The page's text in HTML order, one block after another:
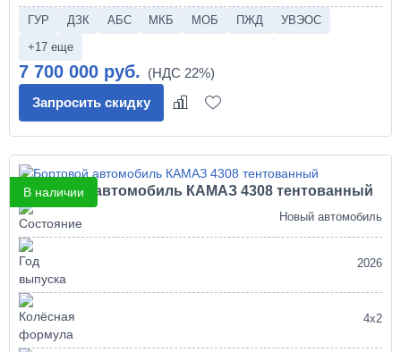
ГУР ДЗК АБС МКБ МОБ ПЖД
УВЭОС
+17 еще
7 700 000 руб.
Запросить скидку
В наличии
Бортовой автомобиль КАМАЗ 4308 тентованный
Новый автомобиль
2026
4х2